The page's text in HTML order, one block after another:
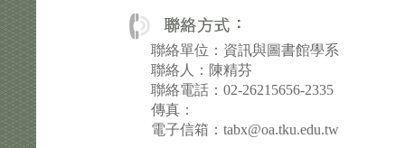
聯絡單位：資訊與圖書館學系
聯絡人：陳精芬
聯絡電話：02-26215656-2335
傳真：
電子信箱：tabx@oa.tku.edu.tw